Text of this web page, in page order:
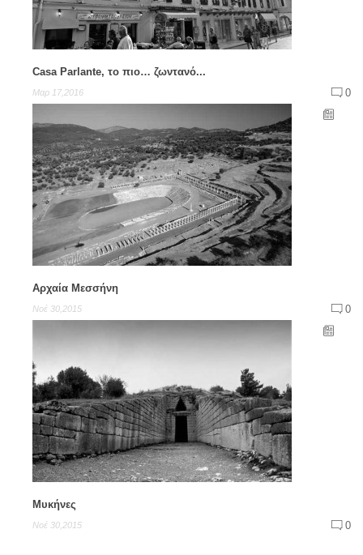
Casa Parlante, το πιο… ζωντανό...
Μαρ 17,2016 0
Αρχαία Μεσσήνη
Νοέ 30,2015 0
Μυκήνες
Νοέ 30,2015 0